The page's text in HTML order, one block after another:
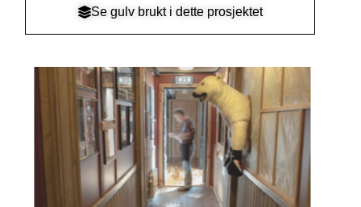
Se gulv brukt i dette prosjektet